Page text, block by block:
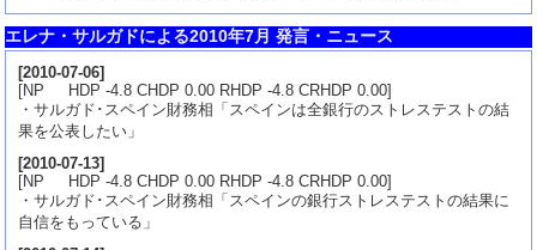
エレナ・サルガドによる2010年7月 発言・ニュース
[2010-07-06]
[NP HDP -4.8 CHDP 0.00 RHDP -4.8 CRHDP 0.00]
・サルガド･スペイン財務相「スペインは全銀行のストレステストの結
果を公表したい」
[2010-07-13]
[NP HDP -4.8 CHDP 0.00 RHDP -4.8 CRHDP 0.00]
・サルガド･スペイン財務相「スペインの銀行ストレステストの結果に
自信をもっている」